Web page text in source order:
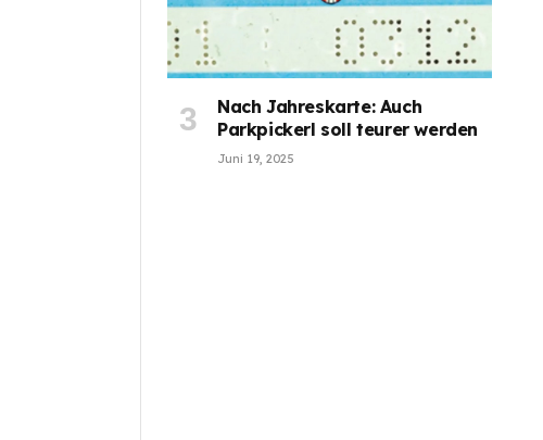
Nach Jahreskarte: Auch
Parkpickerl soll teurer werden
Juni 19, 2025